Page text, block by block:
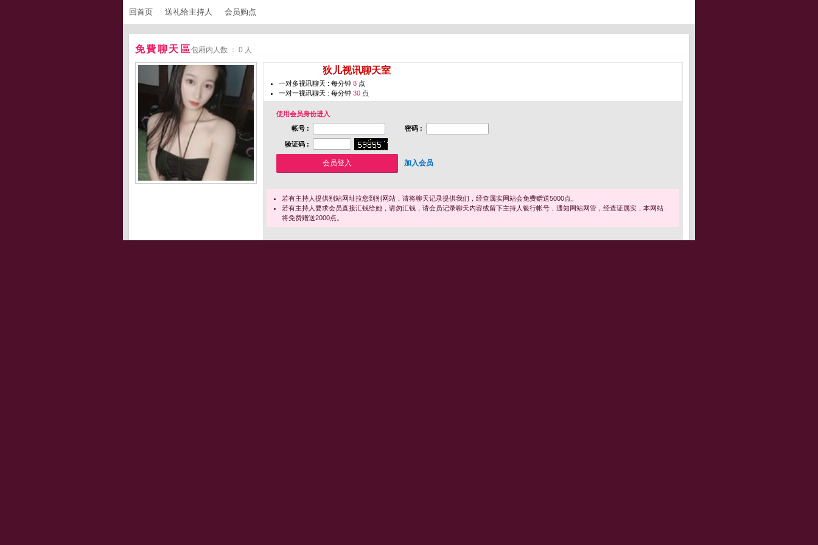
回首页 送礼给主持人 会员购点
免費聊天區包厢内人数 ： 0 人
狄儿视讯聊天室
一对多视讯聊天 : 每分钟 8 点
一对一视讯聊天 : 每分钟 30 点
使用会员身份进入
帐号 :
密码 :
验证码 :
加入会员
若有主持人提供别站网址拉您到别网站，请将聊天记录提供我们，经查属实网站会免费赠送5000点。
若有主持人要求会员直接汇钱给她，请勿汇钱，请会员记录聊天内容或留下主持人银行帐号，通知网站网管，经查证属实，本网站
将免费赠送2000点。